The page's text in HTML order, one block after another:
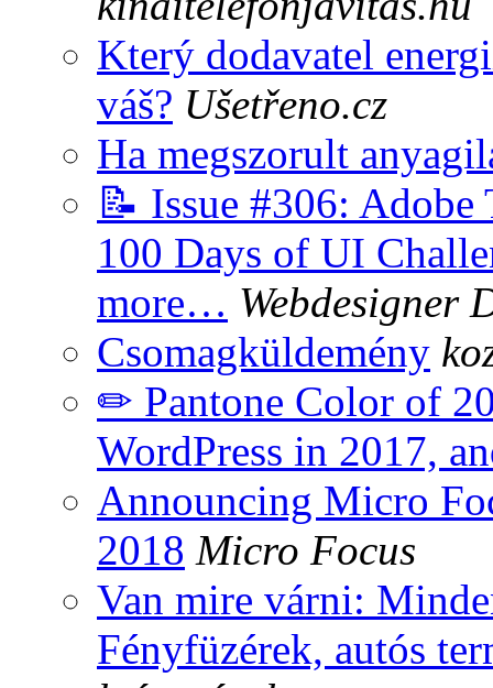
Který dodavatel
váš? Ušetřeno.cz
Ha megszorult
📝 Issue #306:
100 Days of UI
more… Webdesigner
Csomagküldemény
✏ Pantone Color of
WordPress in 2017,
Announcing Micro
2018 Micro Focus
Van mire várni:
Fényfüzérek, autós